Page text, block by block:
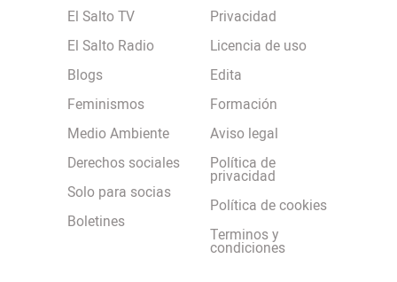
El Salto TV
El Salto Radio
Blogs
Feminismos
Medio Ambiente
Derechos sociales
Solo para socias
Boletines
Privacidad
Licencia de uso
Edita
Formación
Aviso legal
Política de
privacidad
Política de cookies
Terminos y
condiciones